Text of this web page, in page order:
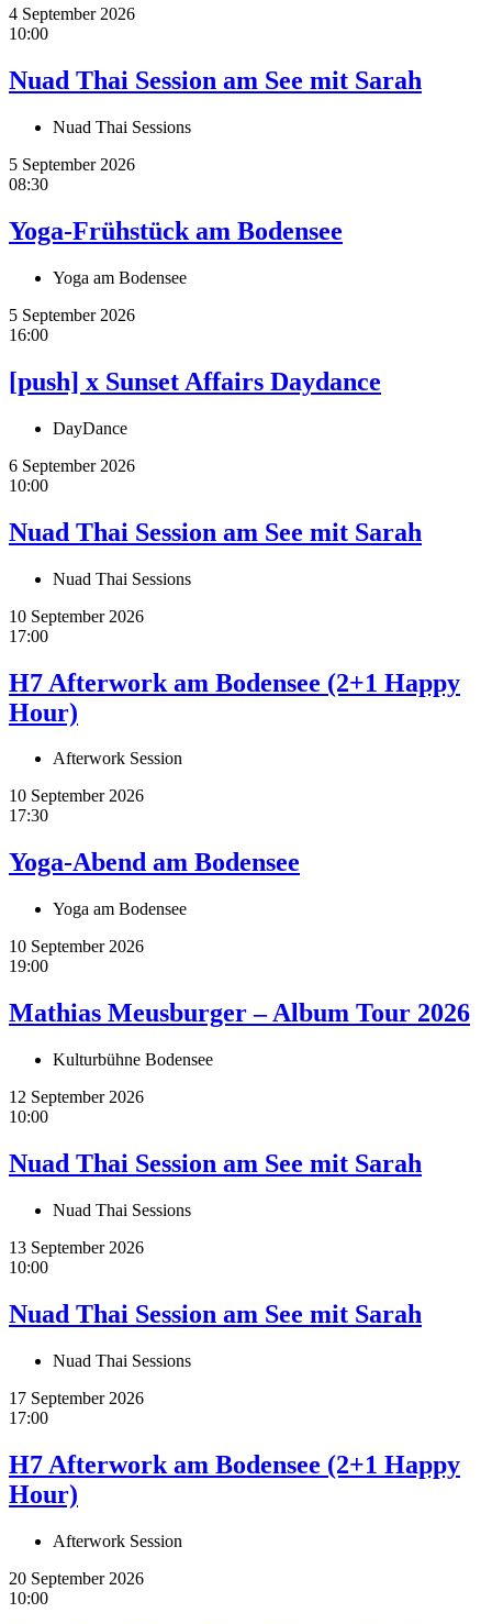
4 September 2026
10:00
Nuad Thai Session am See mit Sarah
Nuad Thai Sessions
5 September 2026
08:30
Yoga-Frühstück am Bodensee
Yoga am Bodensee
5 September 2026
16:00
[push] x Sunset Affairs Daydance
DayDance
6 September 2026
10:00
Nuad Thai Session am See mit Sarah
Nuad Thai Sessions
10 September 2026
17:00
H7 Afterwork am Bodensee (2+1 Happy
Hour)
Afterwork Session
10 September 2026
17:30
Yoga-Abend am Bodensee
Yoga am Bodensee
10 September 2026
19:00
Mathias Meusburger – Album Tour 2026
Kulturbühne Bodensee
12 September 2026
10:00
Nuad Thai Session am See mit Sarah
Nuad Thai Sessions
13 September 2026
10:00
Nuad Thai Session am See mit Sarah
Nuad Thai Sessions
17 September 2026
17:00
H7 Afterwork am Bodensee (2+1 Happy
Hour)
Afterwork Session
20 September 2026
10:00